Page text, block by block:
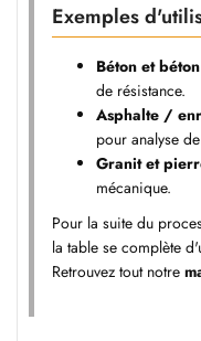
Exemples
Béton et
de résistance.
Asphalte /
pour analyse
Granit et
mécanique.
Pour la suite du
la table se complète
Retrouvez tout notre